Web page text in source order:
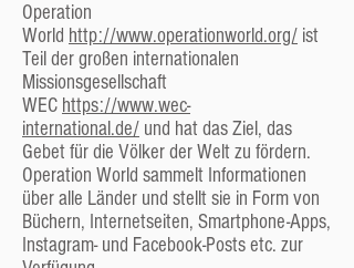
der „Ältesten“ bzw., bei uns zur Zeit die drei
ehrenamtlichen „Ältesten“ gemeinsam.
Der Pastor
Auch wenn wie oben beschrieben die
ehrenamtlichen Ältesten offizielle Leiter der
Gemeinde sind, hat dennoch natürlich der
Pastor eine sehr wichtige Position. Zum einen
ist er hauptberuflich für die Gemeinde da, und
nicht nur in der Freizeit wie die ehrenamtlichen
Mitarbeiter, zum anderen hat er Theologie
Operation
World http://www.operationworld.org/ ist
Teil der großen internationalen
Missionsgesellschaft
WEC https://www.wec-
international.de/ und hat das Ziel, das
Gebet für die Völker der Welt zu fördern.
Operation World sammelt Informationen
über alle Länder und stellt sie in Form von
Büchern, Internetseiten, Smartphone-Apps,
Instagram- und Facebook-Posts etc. zur